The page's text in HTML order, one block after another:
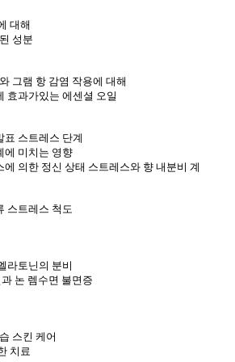
대해
성분
그램 항 감염 작용에 대해
효과가있는 에센셜 오일
표 스트레스 단계
에 미치는 영향
의한 정신 상태 스트레스와 향 내분비 계
스트레스 척도
라토닌의 분비
논 렘수면 불면증
스킨 케어
치료